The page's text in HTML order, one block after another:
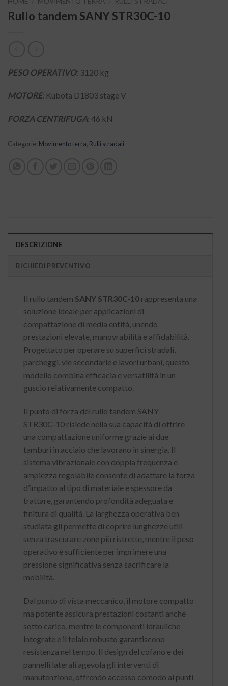
Rullo tandem SANY STR30C-10
PESO OPERATIVO: 3120 kg
MOTORE: Kubota D1803 stage V
FORZA CENTRIFUGA: 46 kN
Categorie: Movimento terra, Rulli stradali
DESCRIZIONE
RICHIEDI PREVENTIVO
Il rullo tandem SANY STR30C‑10 rappresenta una
soluzione ideale per applicazioni di
compattazione di media entità, unendo
prestazioni elevate, manovrabilità e affidabilità.
Progettato per operare su superfici stradali,
parcheggi, vie secondarie e lavori urbani, questo
modello combina efficacia e versatilità in un
guscio relativamente compatto.
Il punto di forza del rullo tandem SANY
STR30C‑10 risiede nella sua capacità di offrire
una compattazione uniforme grazie ai due
tamburi in acciaio che lavorano in sinergia. Il
sistema vibrazionale con doppia frequenza e
ampiezza regolabile consente di adattare la forza
d’impatto al tipo di materiale e spessore da
trattare, garantendo profondità adeguata e
finitura di qualità. La larghezza operativa ben
studiata gli permette di coprire lunghezze utili
senza trascurare zone più ristrette, mentre il peso
operativo è sufficiente per imprimere una
pressione significativa senza sacrificare la
mobilità.
Dal punto di vista meccanico, il motore compatto
ma potente assicura prestazioni costanti anche
sotto carico, mentre le componenti idrauliche
integrate e il telaio robusto garantiscono
resistenza nel tempo. Il design del cofano e dei
pannelli laterali agevola gli interventi di
manutenzione, offrendo accesso comodo ai punti